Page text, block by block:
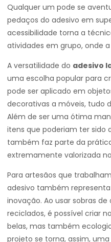
Qualquer um pode se
pedaços do adesivo em
acessibilidade torna a
atividades em grupo, onde
A versatilidade do adesivo
uma escolha popular para
pode ser aplicado em
decorativas a móveis, tudo
Além de ser uma ótima
itens que poderiam ter sido
também faz parte da
extremamente valorizada
Para artesãos que
adesivo também
inovação. Ao usar sobras
reciclados, é possível criar
belas, mas também
projeto se torna, assim,